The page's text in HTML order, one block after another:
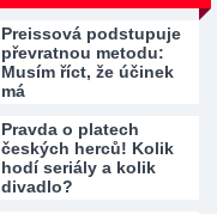
Preissová podstupuje
převratnou metodu:
Musím říct, že účinek
má
Pravda o platech
českých herců! Kolik
hodí seriály a kolik
divadlo?